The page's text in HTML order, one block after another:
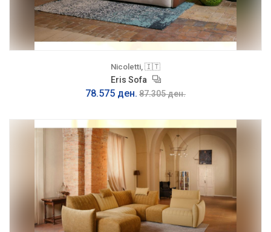
Nicoletti, 🇮🇹
Eris Sofa
78.575 ден. 87.305 ден.